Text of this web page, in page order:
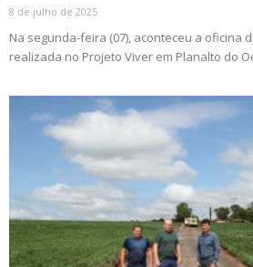
8 de julho de 2025
Na segunda-feira (07), aconteceu a oficina
realizada no Projeto Viver em Planalto do